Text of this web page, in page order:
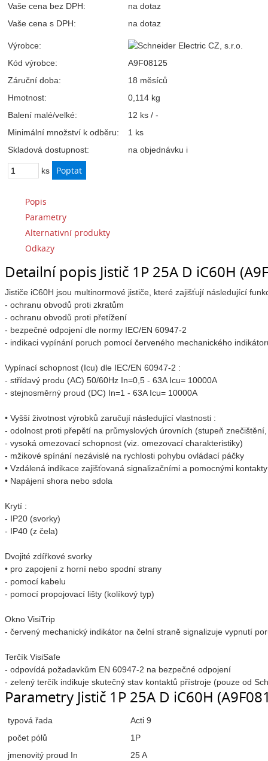
Vaše cena bez DPH:
na dotaz
Vaše cena s DPH:
na dotaz
Výrobce:
Kód výrobce:
A9F08125
Záruční doba:
18 měsíců
Hmotnost:
0,114 kg
Balení malé/velké:
12 ks / -
Minimální množství k odběru:
1 ks
Skladová dostupnost:
na objednávku i
ks
Popis
Parametry
Alternativní produkty
Odkazy
Detailní popis Jistič 1P 25A D iC60H
Jističe iC60H jsou multinormové jističe, které zajišťují následující
- ochranu obvodů proti zkratům
- ochranu obvodů proti přetížení
- bezpečné odpojení dle normy IEC/EN 60947-2
- indikaci vypínání poruch pomocí červeného mechanického
Vypínací schopnost (Icu) dle IEC/EN 60947-2 :
- střídavý produ (AC) 50/60Hz In=0,5 - 63A Icu= 10000A
- stejnosměrný proud (DC) In=1 - 63A Icu= 10000A
• Vyšší životnost výrobků zaručují následující vlastnosti :
- odolnost proti přepětí na průmyslových úrovních (stupeň
- vysoká omezovací schopnost (viz. omezovací charakteristiky)
- mžikové spínání nezávislé na rychlosti pohybu ovládací páčky
• Vzdálená indikace zajišťovaná signalizačními a pomocnými
• Napájení shora nebo sdola
Krytí :
- IP20 (svorky)
- IP40 (z čela)
Dvojité zdířkové svorky
• pro zapojení z horní nebo spodní strany
- pomocí kabelu
- pomocí propojovací lišty (kolíkový typ)
Okno VisiTrip
- červený mechanický indikátor na čelní straně signalizuje vypnutí
Terčík VisiSafe
- odpovídá požadavkům EN 60947-2 na bezpečné odpojení
- zelený terčík indikuje skutečný stav kontaktů přístroje (pouze od
Parametry Jistič 1P 25A D iC60H
typová řada
Acti 9
počet pólů
1P
jmenovitý proud In
25 A